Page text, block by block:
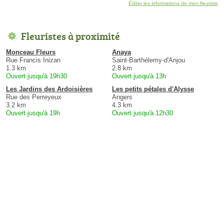
Éditer les informations de mon fleuriste
Fleuristes à proximité
Monceau Fleurs
Rue Francis Inizan
1.3 km
Ouvert jusqu'à 19h30
Anaya
Saint-Barthélemy-d'Anjou
2.8 km
Ouvert jusqu'à 13h
Les Jardins des Ardoisières
Rue des Perreyeux
3.2 km
Ouvert jusqu'à 19h
Les petits pétales d'Alysse
Angers
4.3 km
Ouvert jusqu'à 12h30